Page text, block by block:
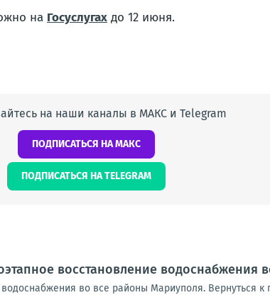
на Госуслугах до 12 июня.
на наши каналы в МАКС и Telegram
ПОДПИСАТЬСЯ НА МАКС
ПОДПИСАТЬСЯ НА TELEGRAM
восстановление водоснабжения
во все районы Мариуполя. Вернуться